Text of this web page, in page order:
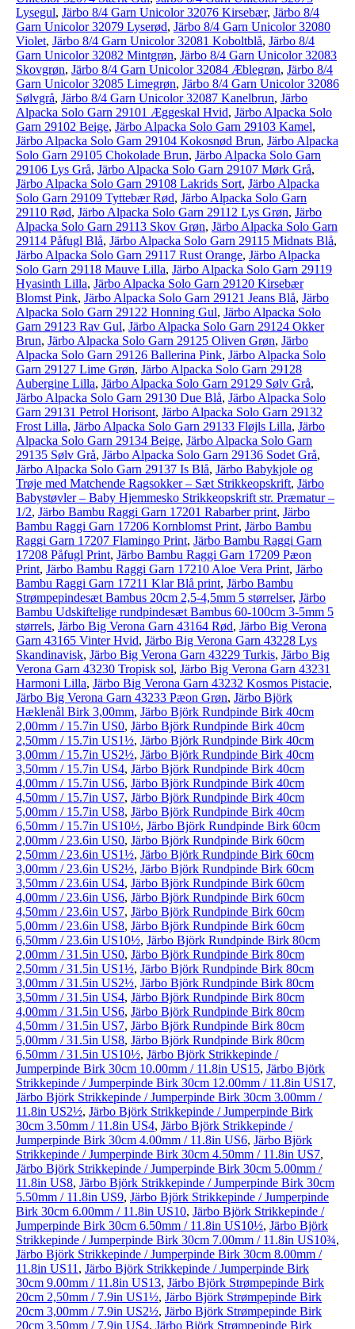
Lysegul, Järbo 8/4 Garn Unicolor 32076 Kirsebær, Järbo 8/4
Garn Unicolor 32079 Lyserød, Järbo 8/4 Garn Unicolor 32080
Violet, Järbo 8/4 Garn Unicolor 32081 Koboltblå, Järbo 8/4
Garn Unicolor 32082 Mintgrøn, Järbo 8/4 Garn Unicolor 32083
Skovgrøn, Järbo 8/4 Garn Unicolor 32084 Æblegrøn, Järbo 8/4
Garn Unicolor 32085 Limegrøn, Järbo 8/4 Garn Unicolor 32086
Sølvgrå, Järbo 8/4 Garn Unicolor 32087 Kanelbrun, Järbo
Alpacka Solo Garn 29101 Æggeskal Hvid, Järbo Alpacka Solo
Garn 29102 Beige, Järbo Alpacka Solo Garn 29103 Kamel,
Järbo Alpacka Solo Garn 29104 Kokosnød Brun, Järbo Alpacka
Solo Garn 29105 Chokolade Brun, Järbo Alpacka Solo Garn
29106 Lys Grå, Järbo Alpacka Solo Garn 29107 Mørk Grå,
Järbo Alpacka Solo Garn 29108 Lakrids Sort, Järbo Alpacka
Solo Garn 29109 Tyttebær Rød, Järbo Alpacka Solo Garn
29110 Rød, Järbo Alpacka Solo Garn 29112 Lys Grøn, Järbo
Alpacka Solo Garn 29113 Skov Grøn, Järbo Alpacka Solo Garn
29114 Påfugl Blå, Järbo Alpacka Solo Garn 29115 Midnats Blå,
Järbo Alpacka Solo Garn 29117 Rust Orange, Järbo Alpacka
Solo Garn 29118 Mauve Lilla, Järbo Alpacka Solo Garn 29119
Hyasinth Lilla, Järbo Alpacka Solo Garn 29120 Kirsebær
Blomst Pink, Järbo Alpacka Solo Garn 29121 Jeans Blå, Järbo
Alpacka Solo Garn 29122 Honning Gul, Järbo Alpacka Solo
Garn 29123 Rav Gul, Järbo Alpacka Solo Garn 29124 Okker
Brun, Järbo Alpacka Solo Garn 29125 Oliven Grøn, Järbo
Alpacka Solo Garn 29126 Ballerina Pink, Järbo Alpacka Solo
Garn 29127 Lime Grøn, Järbo Alpacka Solo Garn 29128
Aubergine Lilla, Järbo Alpacka Solo Garn 29129 Sølv Grå,
Järbo Alpacka Solo Garn 29130 Due Blå, Järbo Alpacka Solo
Garn 29131 Petrol Horisont, Järbo Alpacka Solo Garn 29132
Frost Lilla, Järbo Alpacka Solo Garn 29133 Fløjls Lilla, Järbo
Alpacka Solo Garn 29134 Beige, Järbo Alpacka Solo Garn
29135 Sølv Grå, Järbo Alpacka Solo Garn 29136 Sodet Grå,
Järbo Alpacka Solo Garn 29137 Is Blå, Järbo Babykjole og
Trøje med Matchende Ragsokker – Sæt Strikkeopskrift, Järbo
Babystøvler – Baby Hjemmesko Strikkeopskrift str. Præmatur –
1/2, Järbo Bambu Raggi Garn 17201 Rabarber print, Järbo
Bambu Raggi Garn 17206 Kornblomst Print, Järbo Bambu
Raggi Garn 17207 Flamingo Print, Järbo Bambu Raggi Garn
17208 Påfugl Print, Järbo Bambu Raggi Garn 17209 Pæon
Print, Järbo Bambu Raggi Garn 17210 Aloe Vera Print, Järbo
Bambu Raggi Garn 17211 Klar Blå print, Järbo Bambu
Strømpepindesæt Bambus 20cm 2,5-4,5mm 5 størrelser, Järbo
Bambu Udskiftelige rundpindesæt Bambus 60-100cm 3-5mm 5
størrels, Järbo Big Verona Garn 43164 Rød, Järbo Big Verona
Garn 43165 Vinter Hvid, Järbo Big Verona Garn 43228 Lys
Skandinavisk, Järbo Big Verona Garn 43229 Turkis, Järbo Big
Verona Garn 43230 Tropisk sol, Järbo Big Verona Garn 43231
Harmoni Lilla, Järbo Big Verona Garn 43232 Kosmos Pistacie,
Järbo Big Verona Garn 43233 Pæon Grøn, Järbo Björk
Hæklenål Birk 3,00mm, Järbo Björk Rundpinde Birk 40cm
2,00mm / 15.7in US0, Järbo Björk Rundpinde Birk 40cm
2,50mm / 15.7in US1½, Järbo Björk Rundpinde Birk 40cm
3,00mm / 15.7in US2½, Järbo Björk Rundpinde Birk 40cm
3,50mm / 15.7in US4, Järbo Björk Rundpinde Birk 40cm
4,00mm / 15.7in US6, Järbo Björk Rundpinde Birk 40cm
4,50mm / 15.7in US7, Järbo Björk Rundpinde Birk 40cm
5,00mm / 15.7in US8, Järbo Björk Rundpinde Birk 40cm
6,50mm / 15.7in US10½, Järbo Björk Rundpinde Birk 60cm
2,00mm / 23.6in US0, Järbo Björk Rundpinde Birk 60cm
2,50mm / 23.6in US1½, Järbo Björk Rundpinde Birk 60cm
3,00mm / 23.6in US2½, Järbo Björk Rundpinde Birk 60cm
3,50mm / 23.6in US4, Järbo Björk Rundpinde Birk 60cm
4,00mm / 23.6in US6, Järbo Björk Rundpinde Birk 60cm
4,50mm / 23.6in US7, Järbo Björk Rundpinde Birk 60cm
5,00mm / 23.6in US8, Järbo Björk Rundpinde Birk 60cm
6,50mm / 23.6in US10½, Järbo Björk Rundpinde Birk 80cm
2,00mm / 31.5in US0, Järbo Björk Rundpinde Birk 80cm
2,50mm / 31.5in US1½, Järbo Björk Rundpinde Birk 80cm
3,00mm / 31.5in US2½, Järbo Björk Rundpinde Birk 80cm
3,50mm / 31.5in US4, Järbo Björk Rundpinde Birk 80cm
4,00mm / 31.5in US6, Järbo Björk Rundpinde Birk 80cm
4,50mm / 31.5in US7, Järbo Björk Rundpinde Birk 80cm
5,00mm / 31.5in US8, Järbo Björk Rundpinde Birk 80cm
6,50mm / 31.5in US10½, Järbo Björk Strikkepinde /
Jumperpinde Birk 30cm 10.00mm / 11.8in US15, Järbo Björk
Strikkepinde / Jumperpinde Birk 30cm 12.00mm / 11.8in US17,
Järbo Björk Strikkepinde / Jumperpinde Birk 30cm 3.00mm /
11.8in US2½, Järbo Björk Strikkepinde / Jumperpinde Birk
30cm 3.50mm / 11.8in US4, Järbo Björk Strikkepinde /
Jumperpinde Birk 30cm 4.00mm / 11.8in US6, Järbo Björk
Strikkepinde / Jumperpinde Birk 30cm 4.50mm / 11.8in US7,
Järbo Björk Strikkepinde / Jumperpinde Birk 30cm 5.00mm /
11.8in US8, Järbo Björk Strikkepinde / Jumperpinde Birk 30cm
5.50mm / 11.8in US9, Järbo Björk Strikkepinde / Jumperpinde
Birk 30cm 6.00mm / 11.8in US10, Järbo Björk Strikkepinde /
Jumperpinde Birk 30cm 6.50mm / 11.8in US10½, Järbo Björk
Strikkepinde / Jumperpinde Birk 30cm 7.00mm / 11.8in US10¾,
Järbo Björk Strikkepinde / Jumperpinde Birk 30cm 8.00mm /
11.8in US11 , Järbo Björk Strikkepinde / Jumperpinde Birk
30cm 9.00mm / 11.8in US13, Järbo Björk Strømpepinde Birk
20cm 2,50mm / 7.9in US1½, Järbo Björk Strømpepinde Birk
20cm 3,00mm / 7.9in US2½, Järbo Björk Strømpepinde Birk
20cm 3,50mm / 7.9in US4, Järbo Björk Strømpepinde Birk